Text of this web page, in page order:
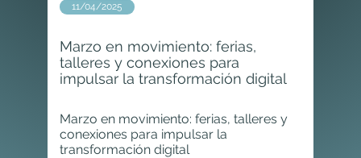
Marzo en movimiento: ferias,
talleres y conexiones para
impulsar la transformación digital
11/04/2025
Marzo en movimiento: ferias, talleres y
conexiones para impulsar la
transformación digital